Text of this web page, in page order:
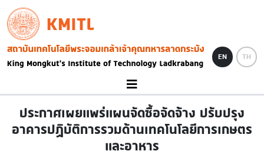
Skip to main content
KMITL
Image
EN TH
ประกาศเผยแพร่แผนจัดซื้อจัดจ้าง ปรับปรุง
อาคารปฏิบัติการรวมด้านเทคโนโลยีการเกษตร
และอาหาร